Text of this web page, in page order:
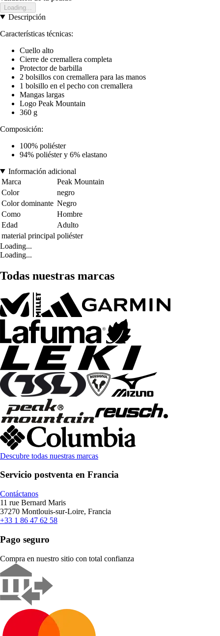
Loading...
Descripción
Características técnicas:
Cuello alto
Cierre de cremallera completa
Protector de barbilla
2 bolsillos con cremallera para las manos
1 bolsillo en el pecho con cremallera
Mangas largas
Logo Peak Mountain
360 g
Composición:
100% poliéster
94% poliéster y 6% elastano
Información adicional
Marca
Peak Mountain
Color
negro
Color dominante Negro
Como
Hombre
Edad
Adulto
material principal poliéster
Loading...
Loading...
Todas nuestras marcas
Descubre todas nuestras marcas
Servicio postventa en Francia
Contáctanos
11 rue Bernard Maris
37270 Montlouis-sur-Loire, Francia
+33 1 86 47 62 58
Pago seguro
Compra en nuestro sitio con total confianza